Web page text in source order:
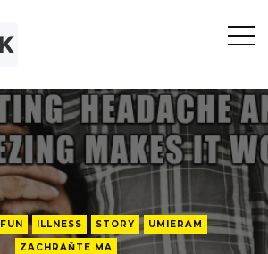
FUN ILLNESS STORY
UMIERAM
ZACHRÁŇTE MA